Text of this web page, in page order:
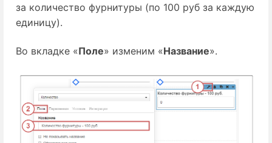
за количество фурнитуры (по 100 руб за каждую
единицу).
Во вкладке «Поле» изменим «Название».